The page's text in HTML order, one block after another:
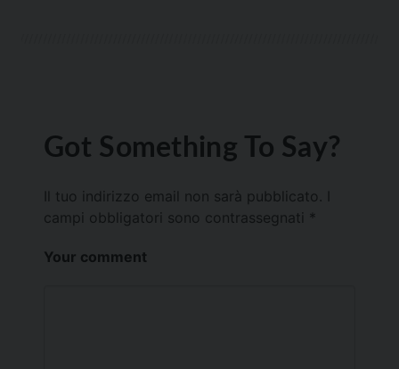
Got Something To Say?
Il tuo indirizzo email non sarà pubblicato.
campi obbligatori sono contrassegnati *
Your comment